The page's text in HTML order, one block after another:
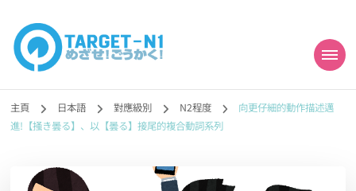
目標!!日本語能力試
N1合格
勉強コンテンツも追加予定!!】
主頁 日本語 對應級別 N2程度
向更仔細的動作描述邁
進!【掻き曇る】、以【曇る】接尾的複合動詞系列